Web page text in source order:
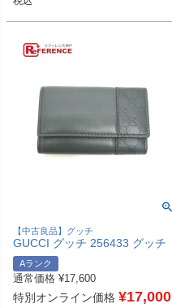
【中古良品】グッチ
GUCCI グッチ 256433 グッチ
シマ ６連 鍵入れ 鍵ケース キー
ポーチ キーウォレット キーケ
ース レザー レディース グレー
【中古】
Aランク
通常価格 ¥17,600
特別オンライン価格 ¥17,000